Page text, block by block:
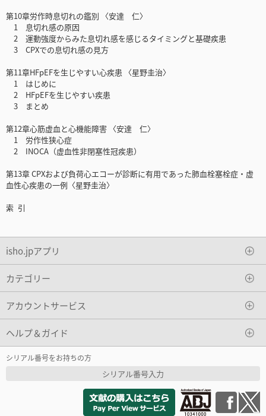
第10章労作時息切れの鑑別 〈安達 仁〉
1 息切れ感の原因
2 運動強度からみた息切れ感を感じるタイミングと基礎疾患
3 CPXでの息切れ感の見方
第11章HFpEFを生じやすい心疾患 〈星野圭治〉
1 はじめに
2 HFpEFを生じやすい疾患
3 まとめ
第12章心筋虚血と心機能障害 〈安達 仁〉
1 労作性狭心症
2 INOCA（虚血性非閉塞性冠疾患）
第13章 CPXおよび負荷心エコーが診断に有用であった肺血栓塞栓症・虚
血性心疾患の一例〈星野圭治〉
索 引
isho.jpアプリ
カテゴリー
アカウントサービス
ヘルプ＆ガイド
シリアル番号をお持ちの方
シリアル番号入力